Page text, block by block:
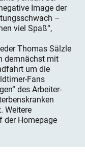
Image der
–
viel Spaß“,
Thomas Sälzle
demnächst mit
um die
Fans
des Arbeiter-
Weitere
der Homepage